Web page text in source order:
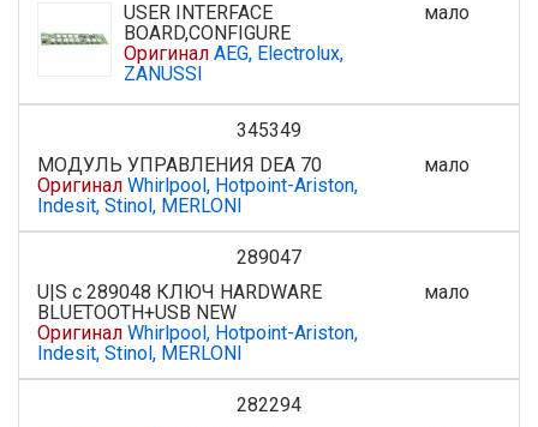
USER INTERFACE
BOARD,CONFIGURE
Оригинал AEG, Electrolux,
ZANUSSI
мало
345349
МОДУЛЬ УПРАВЛЕНИЯ DEA 70
Оригинал Whirlpool, Hotpoint-Ariston,
Indesit, Stinol, MERLONI
мало
289047
U|S с 289048 КЛЮЧ HARDWARE
BLUETOOTH+USB NEW
Оригинал Whirlpool, Hotpoint-Ariston,
Indesit, Stinol, MERLONI
мало
282294